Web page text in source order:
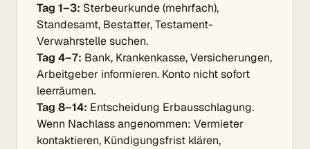
Tag 1–3: Sterbeurkunde (mehrfach),
Standesamt, Bestatter, Testament-
Verwahrstelle suchen.
Tag 4–7: Bank, Krankenkasse, Versicherungen,
Arbeitgeber informieren. Konto nicht sofort
leerräumen.
Tag 8–14: Entscheidung Erbausschlagung.
Wenn Nachlass angenommen: Vermieter
kontaktieren, Kündigungsfrist klären,